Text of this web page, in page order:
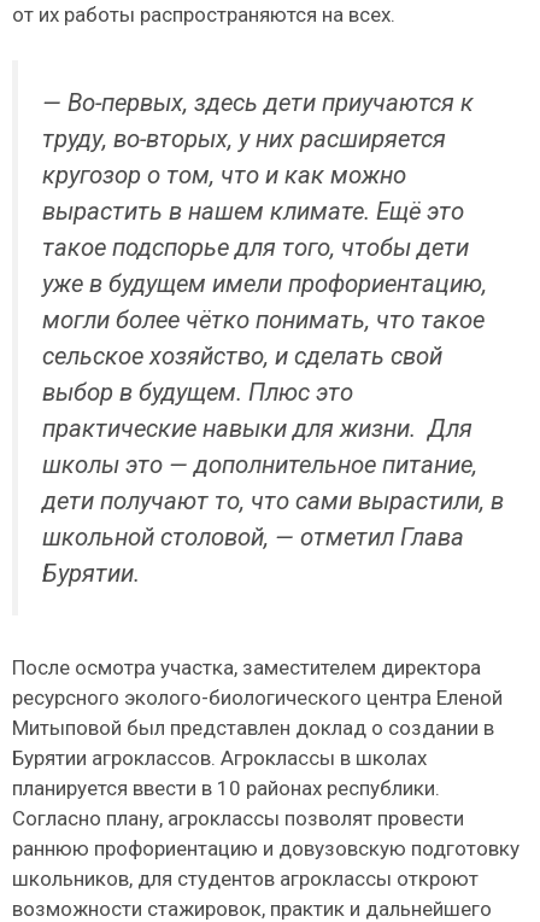
от их работы распространяются на всех.
— Во-первых, здесь дети приучаются к
труду, во-вторых, у них расширяется
кругозор о том, что и как можно
вырастить в нашем климате. Ещё это
такое подспорье для того, чтобы дети
уже в будущем имели профориентацию,
могли более чётко понимать, что такое
сельское хозяйство, и сделать свой
выбор в будущем. Плюс это
практические навыки для жизни. Для
школы это — дополнительное питание,
дети получают то, что сами вырастили, в
школьной столовой, — отметил Глава
Бурятии.
После осмотра участка, заместителем директора
ресурсного эколого-биологического центра Еленой
Митыповой был представлен доклад о создании в
Бурятии агроклассов. Агроклассы в школах
планируется ввести в 10 районах республики.
Согласно плану, агроклассы позволят провести
раннюю профориентацию и довузовскую подготовку
школьников, для студентов агроклассы откроют
возможности стажировок, практик и дальнейшего